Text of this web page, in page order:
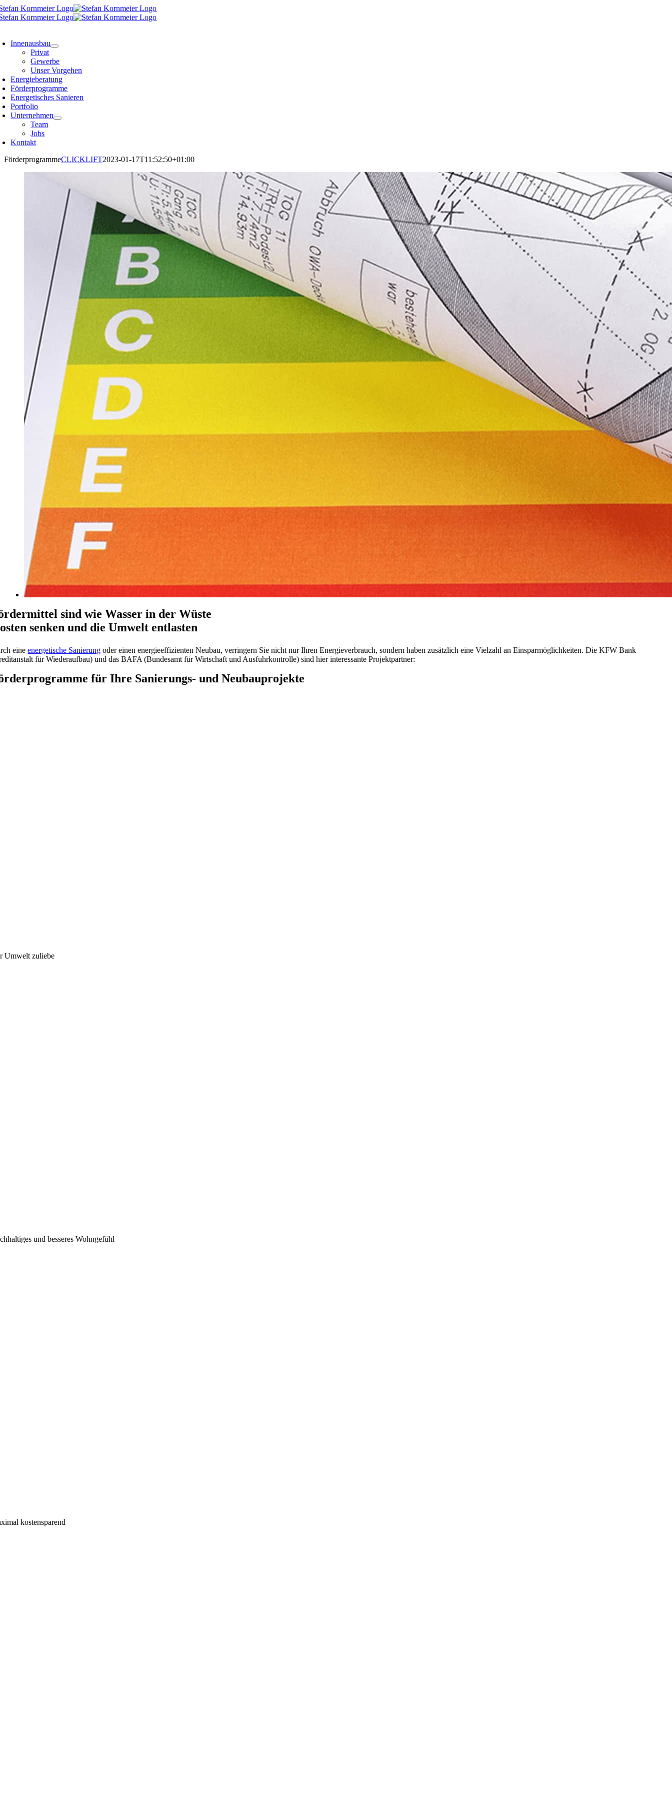
Zum
Inhalt
Innenausbau
Privat
Gewerbe
Unser Vorgehen
Energieberatung
Förderprogramme
Energetisches Sanieren
Portfolio
Unternehmen
Team
Jobs
Kontakt
FörderprogrammeCLICKLIFT2023-01-17T11:52:50+01:00
sind wie Wasser in der Wüste
senken und die Umwelt entlasten
eineenergetische Sanierung oder einen energieeffizienten Neubau, verringern Sie nicht nur Ihren Energieverbrauch, sondern haben zusätzlich eine Vielzahl an Einsparmöglichkeiten. Die KFW Bank
für Wiederaufbau) und das BAFA (Bundesamt für Wirtschaft und Ausfuhrkontrolle) sind hier interessante Projektpartner:
für Ihre Sanierungs- und Neubauprojekte
Umwelt zuliebe
und besseres Wohngefühl
kostensparend